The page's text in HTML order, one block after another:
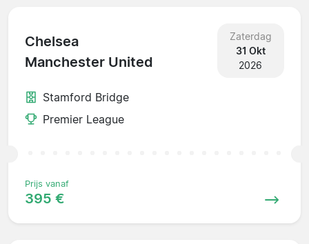
Chelsea
Manchester United
Zaterdag
31 Okt
2026
Stamford Bridge
Premier League
Prijs vanaf
395 €